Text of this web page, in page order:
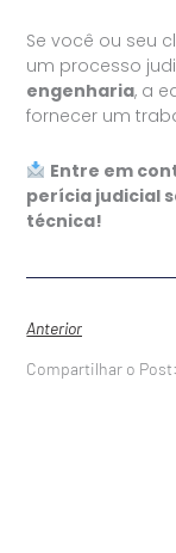
Se você ou seu
um processo
engenharia, a
fornecer um
Entre em
perícia judicial
técnica!
Anterior
Compartilhar o Post: